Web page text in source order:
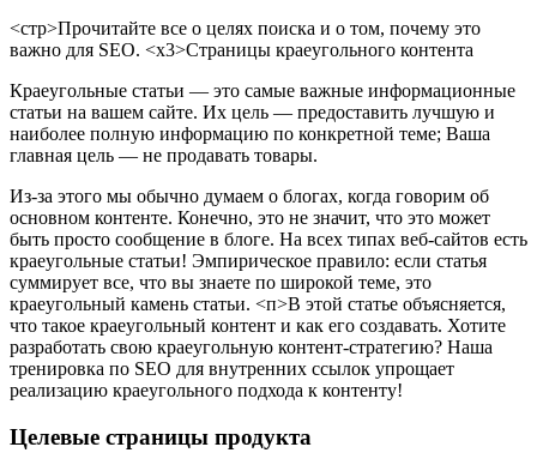
<стр>Прочитайте все о целях поиска и о том, почему это
важно для SEO. <х3>Страницы краеугольного контента
Краеугольные статьи — это самые важные информационные
статьи на вашем сайте. Их цель — предоставить лучшую и
наиболее полную информацию по конкретной теме; Ваша
главная цель — не продавать товары.
Из-за этого мы обычно думаем о блогах, когда говорим об
основном контенте. Конечно, это не значит, что это может
быть просто сообщение в блоге. На всех типах веб-сайтов есть
краеугольные статьи! Эмпирическое правило: если статья
суммирует все, что вы знаете по широкой теме, это
краеугольный камень статьи. <п>В этой статье объясняется,
что такое краеугольный контент и как его создавать. Хотите
разработать свою краеугольную контент-стратегию? Наша
тренировка по SEO для внутренних ссылок упрощает
реализацию краеугольного подхода к контенту!
Целевые страницы продукта